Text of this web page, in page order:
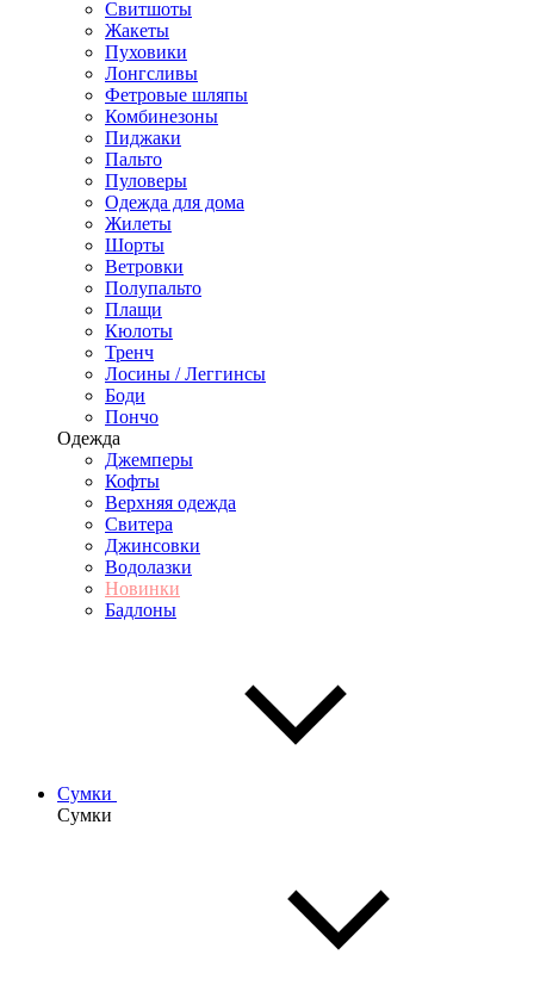
Свитшоты
Жакеты
Пуховики
Лонгсливы
Фетровые шляпы
Комбинезоны
Пиджаки
Пальто
Пуловеры
Одежда для дома
Жилеты
Шорты
Ветровки
Полупальто
Плащи
Кюлоты
Тренч
Лосины / Леггинсы
Боди
Пончо
Одежда
Джемперы
Кофты
Верхняя одежда
Свитера
Джинсовки
Водолазки
Новинки
Бадлоны
Сумки
Сумки